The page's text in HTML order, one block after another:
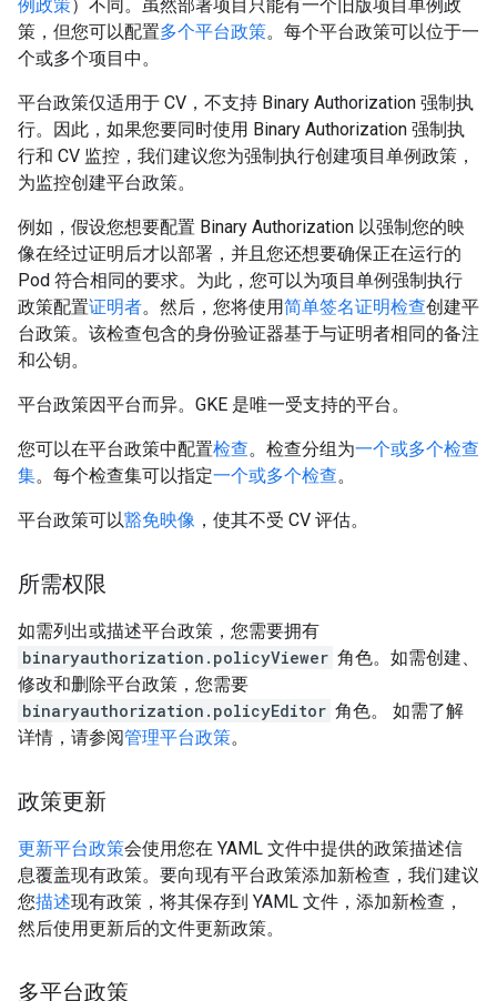
例政策 ）不同。虽然部署项目只能有一个旧版项目单例政
策，但您可以配置多个平台政策。每个平台政策可以位于一
个或多个项目中。
平台政策仅适用于 CV，不支持 Binary Authorization 强制执
行。因此，如果您要同时使用 Binary Authorization 强制执
行和 CV 监控，我们建议您为强制执行创建项目单例政策，
为监控创建平台政策。
例如，假设您想要配置 Binary Authorization 以强制您的映
像在经过证明后才以部署，并且您还想要确保正在运行的
Pod 符合相同的要求。为此，您可以为项目单例强制执行
政策配置证明者。然后，您将使用简单签名证明检查创建平
台政策。该检查包含的身份验证器基于与证明者相同的备注
和公钥。
平台政策因平台而异。GKE 是唯一受支持的平台。
您可以在平台政策中配置检查。检查分组为一个或多个检查
集。每个检查集可以指定一个或多个检查。
平台政策可以豁免映像 ，使其不受 CV 评估。
所需权限
如需列出或描述平台政策，您需要拥有
binaryauthorization.policyViewer 角色。如需创建、
修改和删除平台政策，您需要
binaryauthorization.policyEditor 角色。 如需了解
详情，请参阅管理平台政策。
政策更新
更新平台政策会使用您在 YAML 文件中提供的政策描述信
息覆盖现有政策。要向现有平台政策添加新检查，我们建议
您描述现有政策，将其保存到 YAML 文件，添加新检查，
然后使用更新后的文件更新政策。
多平台政策